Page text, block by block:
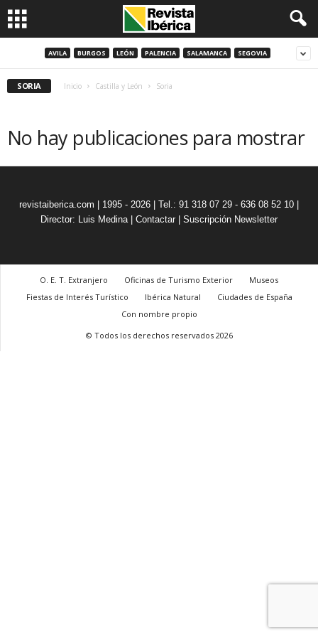
AVILA BURGOS LEÓN PALENCIA SALAMANCA SEGOVIA
SORIA Inicio Castilla y León Soria
No hay publicaciones para mostrar
revistaiberica.com | 1995 - 2026 | Tel.: 91 318 07 29 - 636 08 52 10 |
Director: Luis Medina| Contactar Suscripción Newsletter
O. E. T. Extranjero Oficinas de Turismo Exterior
Museos
Fiestas de Interés Turístico
Ibérica Natural
Ciudades de España
Con nombre propio
© Todos los derechos reservados 2026